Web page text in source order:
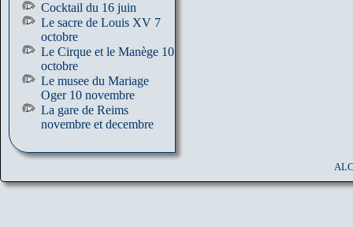
Cocktail du 16 juin
Le sacre de Louis XV 7
octobre
Le Cirque et le Manège 10
octobre
Le musee du Mariage
Oger 10 novembre
La gare de Reims
novembre et decembre